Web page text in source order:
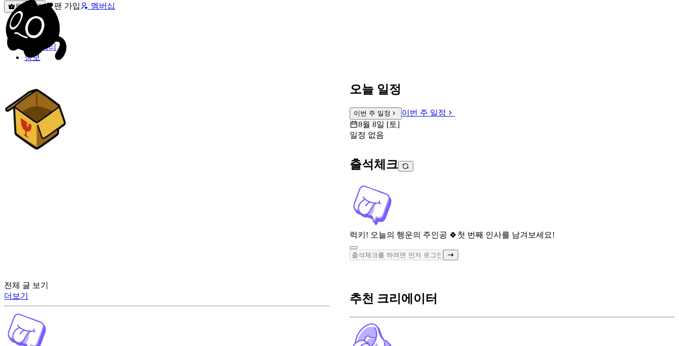
원픽선택 팬 가입 멤버십
밐타운
피드
커뮤니티
정보
오늘 일정
이번 주 일정
이번 주 일정
8월 8일 [토]
일정 없음
출석체크
럭키! 오늘의 행운의 주인공 🍀 첫 번째 인사를 남겨보세요!
전체 글 보기
더보기
추천 크리에이터